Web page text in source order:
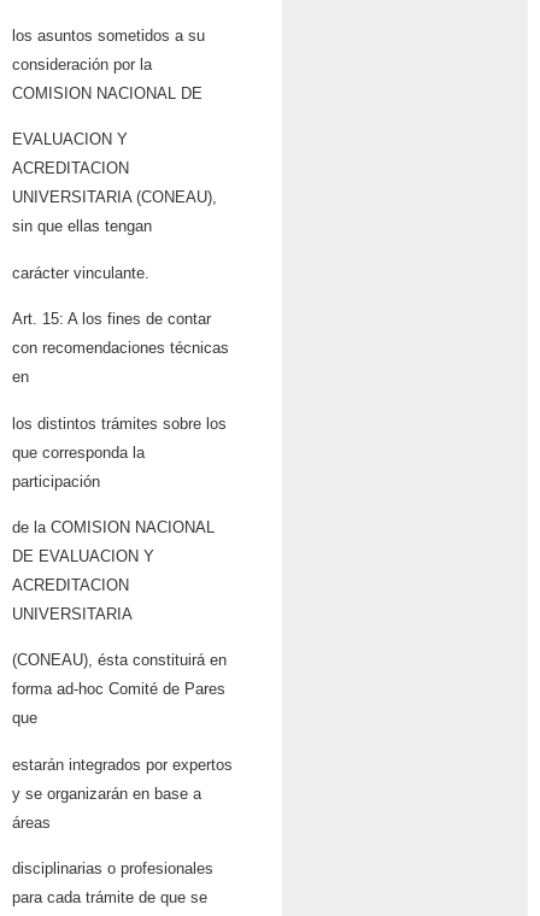
los asuntos sometidos a su
consideración por la
COMISION NACIONAL DE
EVALUACION Y
ACREDITACION
UNIVERSITARIA (CONEAU),
sin que ellas tengan
carácter vinculante.
Art. 15: A los fines de contar
con recomendaciones técnicas
en
los distintos trámites sobre los
que corresponda la
participación
de la COMISION NACIONAL
DE EVALUACION Y
ACREDITACION
UNIVERSITARIA
(CONEAU), ésta constituirá en
forma ad-hoc Comité de Pares
que
estarán integrados por expertos
y se organizarán en base a
áreas
disciplinarias o profesionales
para cada trámite de que se